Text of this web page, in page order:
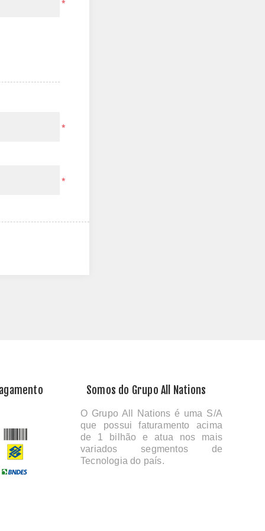
*
*
*
Somos do Grupo All Nations
O Grupo All Nations é uma S/A
que possui faturamento acima
de 1 bilhão e atua nos mais
variados segmentos de
Tecnologia do país.